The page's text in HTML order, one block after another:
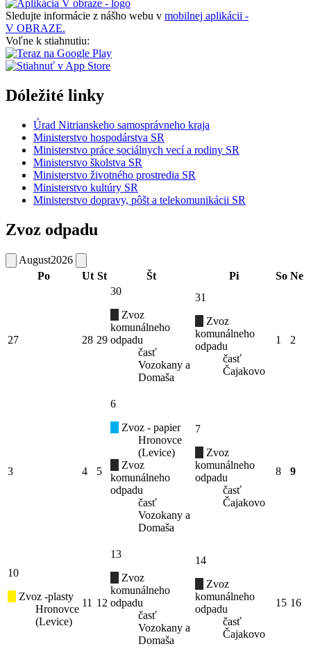
Sledujte informácie z nášho webu v mobilnej aplikácii -
V OBRAZE.
Voľne k stiahnutiu:
Dóležité linky
Úrad Nitrianskeho samosprávneho kraja
Ministerstvo hospodárstva SR
Ministerstvo práce sociálnych vecí a rodiny SR
Ministerstvo školstva SR
Ministerstvo životného prostredia SR
Ministerstvo kultúry SR
Ministerstvo dopravy, pôšt a telekomunikácii SR
Zvoz odpadu
August2026
Po
Ut St Št Pi So Ne
27 28 29
30
Zvoz
komunálneho
odpadu
časť
Vozokany a
Domaša
31
Zvoz
komunálneho
odpadu
časť
Čajakovo
1 2
3 4 5
6
Zvoz - papier
Hronovce
(Levice)
Zvoz
komunálneho
odpadu
časť
Vozokany a
Domaša
7
Zvoz
komunálneho
odpadu
časť
Čajakovo
8 9
10
Zvoz -plasty
Hronovce
(Levice)
11 12
13
Zvoz
komunálneho
odpadu
časť
Vozokany a
Domaša
14
Zvoz
komunálneho
odpadu
časť
Čajakovo
15 16